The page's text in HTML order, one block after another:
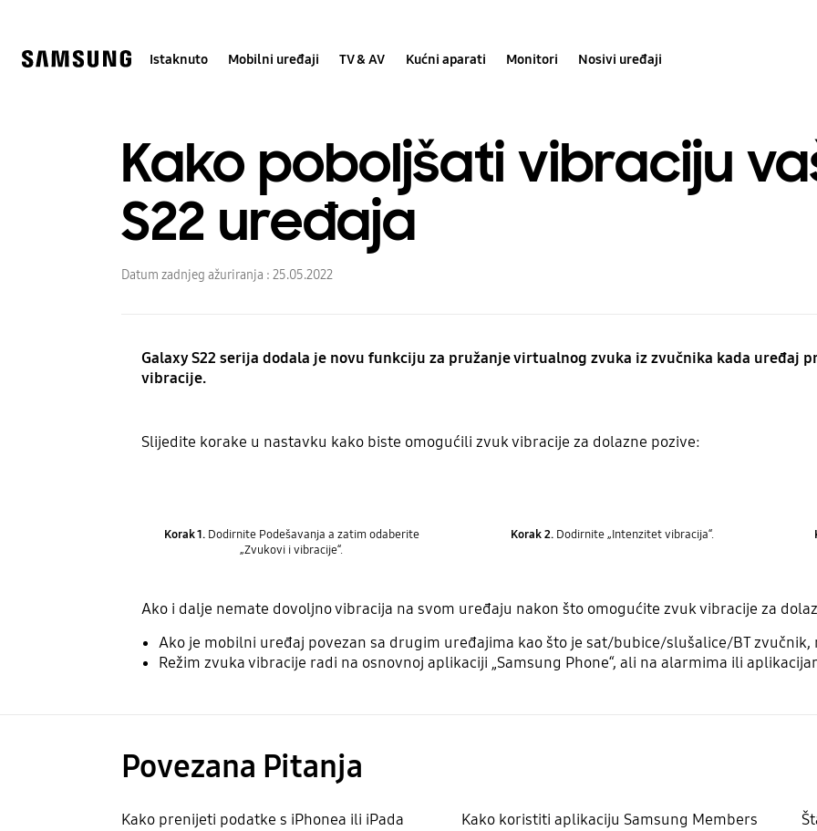
help
Istaknuto Mobilni uređaji TV & AV Kućni aparati Monitori Nosivi uređaji
Kako poboljšati vibraciju
S22 uređaja
Datum zadnjeg ažuriranja : 25.05.2022
Galaxy S22 serija dodala je novu funkciju za pružanje virtualnog zvuka iz zvučnika kada uređaj
vibracije.
Slijedite korake u nastavku kako biste omogućili zvuk vibracije za dolazne pozive:
Korak 1.Dodirnite Podešavanja a zatim odaberite
„Zvukovi i vibracije“.
Korak 2. Dodirnite „Intenzitet vibracija“.
Ako i dalje nemate dovoljno vibracija na svom uređaju nakon što omogućite zvuk vibracije za
Ako je mobilni uređaj povezan sa drugim uređajima kao što je ​sat/bubice/slušalice/BT
Režim zvuka vibracije radi na osnovnoj aplikaciji „Samsung Phone“, ali ​na alarmima ili
Povezana Pitanja
Kako prenijeti podatke s iPhonea ili iPada
Kako koristiti aplikaciju Samsung Members